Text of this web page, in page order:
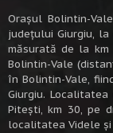
Oraşul Bolintin-
judeţului Giurgiu,
măsurată de la km
Bolintin-Vale
în Bolintin-Vale,
Giurgiu.
Piteşti, km 30, pe
localitatea Videle